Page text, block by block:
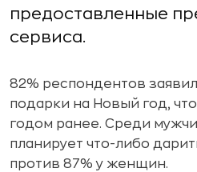
предоставленные
сервиса.
82% респондентов
подарки на Новый год,
годом ранее. Среди
планирует что-либо
против 87% у женщин.